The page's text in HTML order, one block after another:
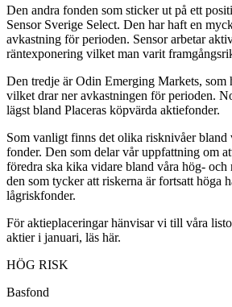
Den andra fonden som sticker ut på ett
Sensor Sverige Select. Den har haft en
avkastning för perioden. Sensor arbetar
räntexponering vilket man varit
Den tredje är Odin Emerging Markets, som
vilket drar ner avkastningen för perioden.
lägst bland Placeras köpvärda aktiefonder.
Som vanligt finns det olika risknivåer bland
fonder. Den som delar vår uppfattning om
föredra ska kika vidare bland våra hög- och
den som tycker att riskerna är fortsatt höga
lågriskfonder.
För aktieplaceringar hänvisar vi till våra
aktier i januari, läs här.
HÖG RISK
Basfond